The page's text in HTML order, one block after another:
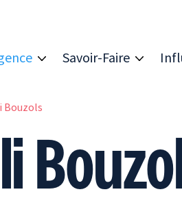
Savoir-Faire
Bouzols